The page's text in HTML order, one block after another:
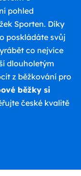
pohled
Sporten. Díky
poskládáte svůj
co nejvíce
dlouholetým
z běžkování pro
běžky si
české kvalitě